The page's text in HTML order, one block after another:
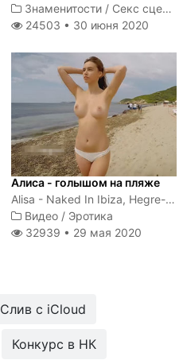
Знаменитости / Секс сцены
24503 • 30 июня 2020
Алиса - голышом на пляже
Alisa - Naked In Ibiza, Hegre-Art
Видео / Эротика
32939 • 29 мая 2020
Слив с iCloud
Конкурс в НК